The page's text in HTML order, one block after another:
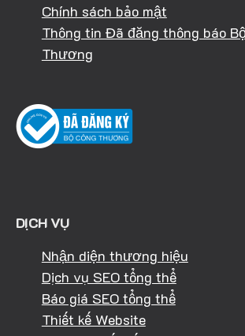
Chính sách bảo mật
Thông tin Đã đăng thông báo
Thương
DỊCH VỤ
Nhận diện thương hiệu
Dịch vụ SEO tổng thể
Báo giá SEO tổng thể
Thiết kế Website